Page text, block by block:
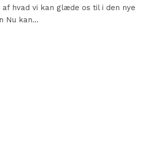
hvad vi kan glæde os til i den nye
Nu kan...